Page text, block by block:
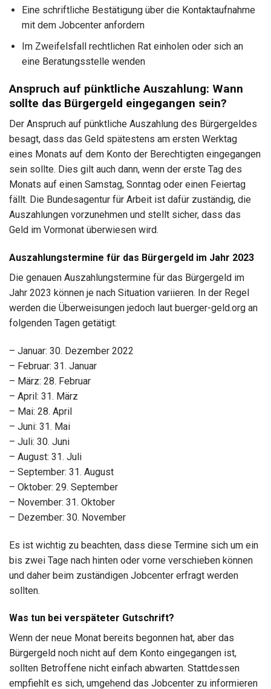
Eine schriftliche Bestätigung über die Kontaktaufnahme
mit dem Jobcenter anfordern
Im Zweifelsfall rechtlichen Rat einholen oder sich an
eine Beratungsstelle wenden
Anspruch auf pünktliche Auszahlung: Wann
sollte das Bürgergeld eingegangen sein?
Der Anspruch auf pünktliche Auszahlung des Bürgergeldes
besagt, dass das Geld spätestens am ersten Werktag
eines Monats auf dem Konto der Berechtigten eingegangen
sein sollte. Dies gilt auch dann, wenn der erste Tag des
Monats auf einen Samstag, Sonntag oder einen Feiertag
fällt. Die Bundesagentur für Arbeit ist dafür zuständig, die
Auszahlungen vorzunehmen und stellt sicher, dass das
Geld im Vormonat überwiesen wird.
Auszahlungstermine für das Bürgergeld im Jahr 2023
Die genauen Auszahlungstermine für das Bürgergeld im
Jahr 2023 können je nach Situation variieren. In der Regel
werden die Überweisungen jedoch laut buerger-geld.org an
folgenden Tagen getätigt:
– Januar: 30. Dezember 2022
– Februar: 31. Januar
– März: 28. Februar
– April: 31. März
– Mai: 28. April
– Juni: 31. Mai
– Juli: 30. Juni
– August: 31. Juli
– September: 31. August
– Oktober: 29. September
– November: 31. Oktober
– Dezember: 30. November
Es ist wichtig zu beachten, dass diese Termine sich um ein
bis zwei Tage nach hinten oder vorne verschieben können
und daher beim zuständigen Jobcenter erfragt werden
sollten.
Was tun bei verspäteter Gutschrift?
Wenn der neue Monat bereits begonnen hat, aber das
Bürgergeld noch nicht auf dem Konto eingegangen ist,
sollten Betroffene nicht einfach abwarten. Stattdessen
empfiehlt es sich, umgehend das Jobcenter zu informieren